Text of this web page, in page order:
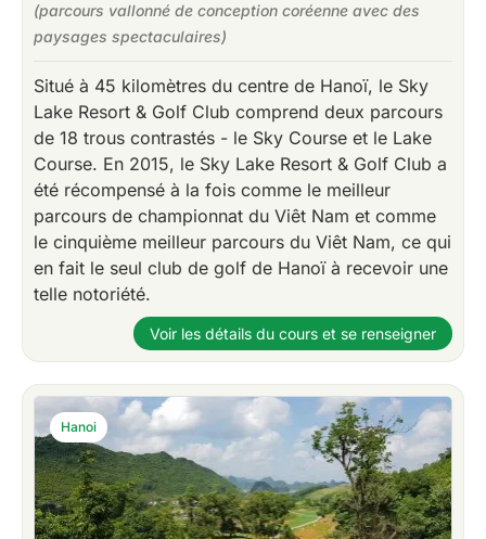
(parcours vallonné de conception coréenne avec des
paysages spectaculaires)
Situé à 45 kilomètres du centre de Hanoï, le Sky
Lake Resort & Golf Club comprend deux parcours
de 18 trous contrastés - le Sky Course et le Lake
Course. En 2015, le Sky Lake Resort & Golf Club a
été récompensé à la fois comme le meilleur
parcours de championnat du Viêt Nam et comme
le cinquième meilleur parcours du Viêt Nam, ce qui
en fait le seul club de golf de Hanoï à recevoir une
telle notoriété.
Voir les détails du cours et se renseigner
Hanoi